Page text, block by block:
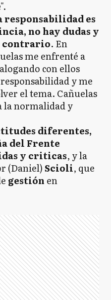
responsabilidad es
no hay dudas y
contrario. En
me enfrenté a
con ellos
y me
el tema. Cañuelas
la normalidad y
diferentes,
del Frente
y criticas, y la
(Daniel)Scioli, que
gestión en